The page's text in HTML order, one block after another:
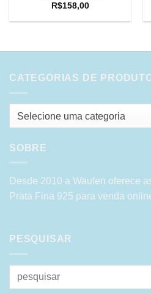
R$158,00
CATEGORIAS DE
Selecione uma categoria
SOBRE
Desde 2010 a Waufen oferece
Prata Fina 925 para venda
PESQUISAR
Pesquisar
por: